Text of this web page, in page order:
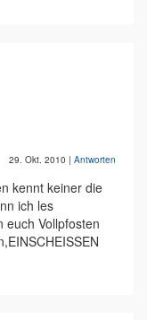
29. Okt. 2010 | Antworten
kennt keiner die
ich les
euch Vollpfosten